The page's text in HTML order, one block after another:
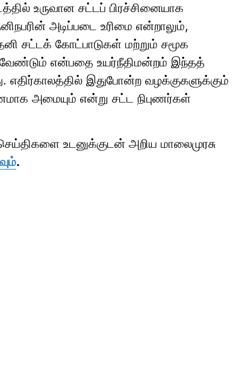
உருவான சட்டப் பிரச்சினையாக
அடிப்படை உரிமை என்றாலும்,
சட்டக் கோட்பாடுகள் மற்றும் சமூக
என்பதை உயர்நீதிமன்றம் இந்தத்
எதிர்காலத்தில் இதுபோன்ற வழக்குகளுக்கும்
அமையும் என்று சட்ட நிபுணர்கள்
உடனுக்குடன் அறிய மாலைமுரசு
.